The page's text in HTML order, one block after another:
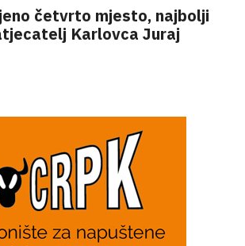
četvrto mjesto, najbolji
Karlovca Juraj